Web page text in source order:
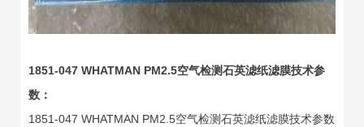
1851-047 WHATMAN PM2.5空气检测石英滤纸滤膜技术参
数：
1851-047 WHATMAN PM2.5空气检测石英滤纸滤膜技术参数